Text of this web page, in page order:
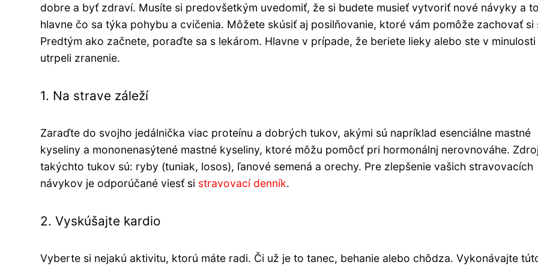
dobre a byť zdraví. Musíte si predovšetkým uvedomiť, že si budete musieť vytvoriť nové návyky a
hlavne čo sa týka pohybu a cvičenia. Môžete skúsiť aj posilňovanie, ktoré vám pomôže zachovať si
Predtým ako začnete, poraďte sa s lekárom. Hlavne v prípade, že beriete lieky alebo ste v minulosti
utrpeli zranenie.
1. Na strave záleží
Zaraďte do svojho jedálnička viac proteínu a dobrých tukov, akými sú napríklad esenciálne mastné
kyseliny a mononenasýtené mastné kyseliny, ktoré môžu pomôcť pri hormonálnj nerovnováhe.
takýchto tukov sú: ryby (tuniak, losos), ľanové semená a orechy. Pre zlepšenie vašich stravovacích
návykov je odporúčané viesť si stravovací denník.
2. Vyskúšajte kardio
Vyberte si nejakú aktivitu, ktorú máte radi. Či už je to tanec, behanie alebo chôdza. Vykonávajte